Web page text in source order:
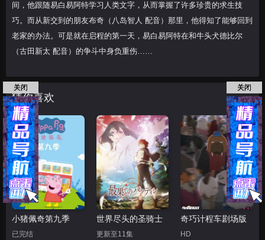
间，他跟随易白易阿特学习人类文字，从而掌握了许多珍贵的求生技
巧。而从新交到的朋友布奇（八岛智人 配音）那里，他得知了能够回到
老家的办法。可是就在启程的第一天，易白易阿特在和牛头犬德比尔
（古田新太 配音）的争斗中身负重伤……
猜你喜欢
小猪佩奇第九季
已完结
世界尽头的圣骑士
更新至11集
奇巧计程车剧场版
HD
关闭 关闭